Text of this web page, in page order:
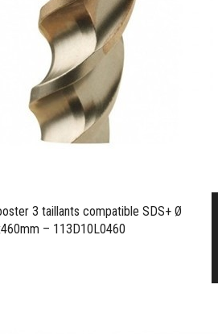
3 taillants compatible SDS+ Ø
– 113D10L0460